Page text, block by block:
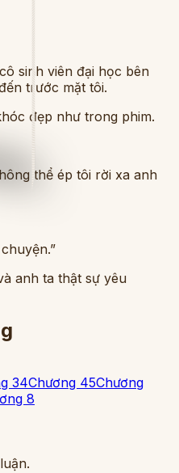
sinh viên đại học bên
trước mặt tôi.
đẹp như trong phim.
thể ép tôi rời xa anh
anh ta thật sự yêu
34Chương 45Chương
8